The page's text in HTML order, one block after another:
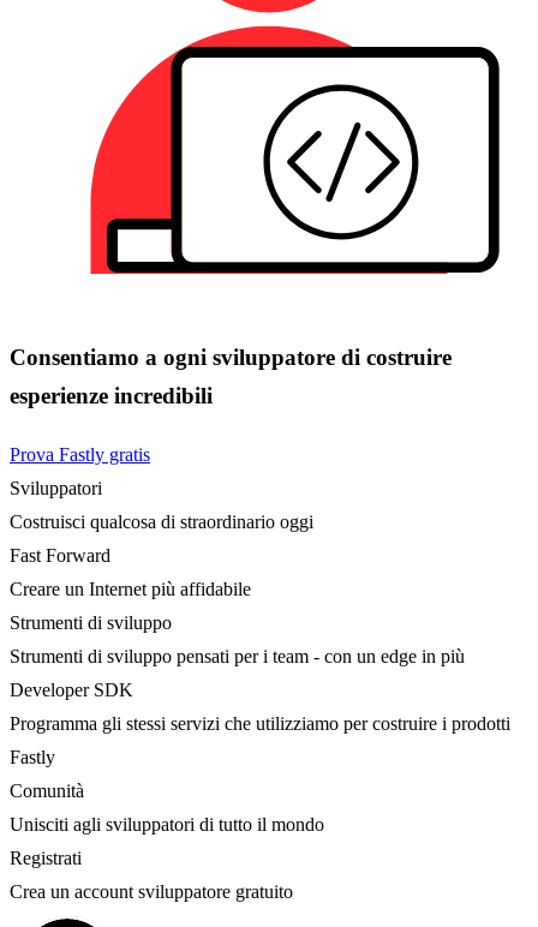
Consentiamo a ogni sviluppatore di costruire
esperienze incredibili
Prova Fastly gratis
Sviluppatori
Costruisci qualcosa di straordinario oggi
Fast Forward
Creare un Internet più affidabile
Strumenti di sviluppo
Strumenti di sviluppo pensati per i team - con un edge in più
Developer SDK
Programma gli stessi servizi che utilizziamo per costruire i prodotti
Fastly
Comunità
Unisciti agli sviluppatori di tutto il mondo
Registrati
Crea un account sviluppatore gratuito